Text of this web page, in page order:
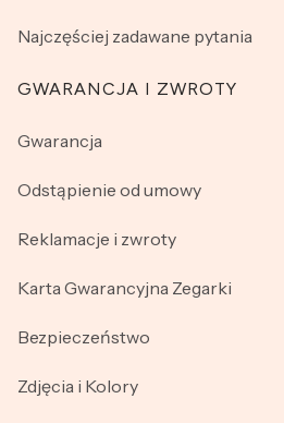
Najczęściej zadawane pytania
GWARANCJA I ZWROTY
Gwarancja
Odstąpienie od umowy
Reklamacje i zwroty
Karta Gwarancyjna Zegarki
Bezpieczeństwo
Zdjęcia i Kolory